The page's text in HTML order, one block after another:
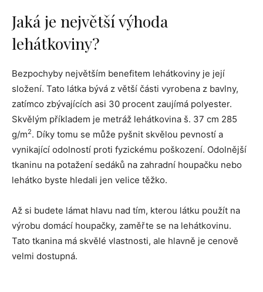
Jaká je největší výhoda
lehátkoviny?
Bezpochyby největším benefitem lehátkoviny je její
složení. Tato látka bývá z větší části vyrobena z bavlny,
zatímco zbývajících asi 30 procent zaujímá polyester.
Skvělým příkladem je metráž lehátkovina š. 37 cm 285
g/m2. Díky tomu se může pyšnit skvělou pevností a
vynikající odolností proti fyzickému poškození. Odolnější
tkaninu na potažení sedáků na zahradní houpačku nebo
lehátko byste hledali jen velice těžko.
Až si budete lámat hlavu nad tím, kterou látku použít na
výrobu domácí houpačky, zaměřte se na lehátkovinu.
Tato tkanina má skvělé vlastnosti, ale hlavně je cenově
velmi dostupná.